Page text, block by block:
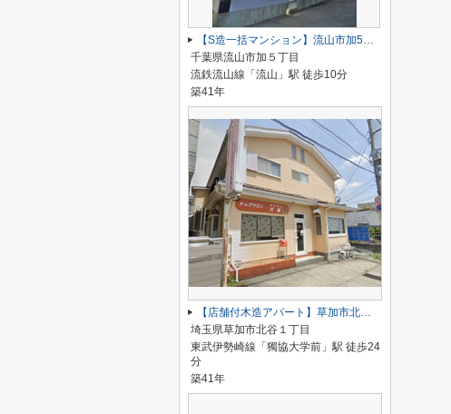
【S造一括マンション】流山市加5丁目
千葉県流山市加５丁目
流鉄流山線「流山」駅 徒歩10分
築41年
【店舗付木造アパート】草加市北谷１丁目
埼玉県草加市北谷１丁目
東武伊勢崎線「獨協大学前」駅 徒歩24
分
築41年